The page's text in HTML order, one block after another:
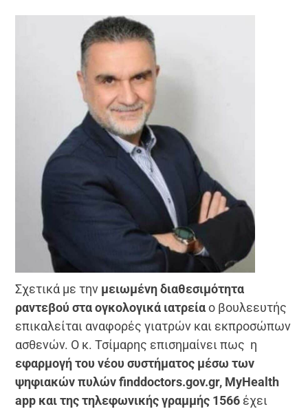
Σχετικά με την μειωμένη διαθεσιμότητα
ραντεβού στα ογκολογικά ιατρείαο βουλεευτής
επικαλείται αναφορές γιατρών και εκπροσώπων
ασθενών. Ο κ. Τσίμαρης επισημαίνει πως η
εφαρμογή του νέου συστήματος μέσω των
ψηφιακών πυλών finddoctors.gov.gr, MyHealth
app και της τηλεφωνικής γραμμής 1566 έχει